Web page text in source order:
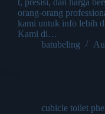
t, presisi, dan harga
orang-orang
kami untuk info lebih
Kami di…
batubeling
cubicle toilet